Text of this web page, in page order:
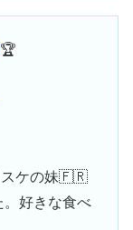
🏆
スケの妹🇫🇷
。好きな食べ